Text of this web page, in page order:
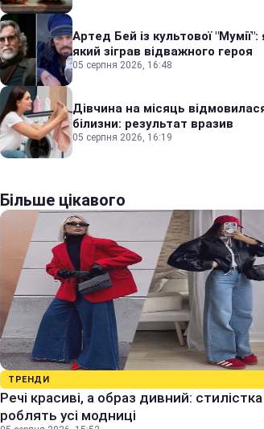
Артед Бей із культової
який зіграв відважного героя
05 серпня 2026, 16:48
Дівчина на місяць
білизни: результат вразив
05 серпня 2026, 16:19
Більше цікавого
ТРЕНДИ
Речі красиві, а образ дивний:
роблять усі модниці